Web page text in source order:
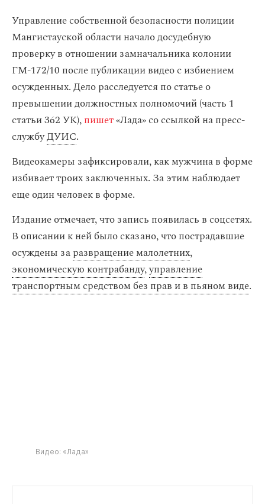
Управление собственной безопасности полиции
Мангистауской области начало досудебную
проверку в отношении замначальника колонии
ГМ-172/10 после публикации видео с избиением
осужденных. Дело расследуется по статье о
превышении должностных полномочий (часть 1
статьи 362 УК),пишет«Лада» со ссылкой на пресс-
службуДУИС.
Видеокамеры зафиксировали, как мужчина в форме
избивает троих заключенных. За этим наблюдает
еще один человек в форме.
Издание отмечает, что запись появилась в соцсетях.
В описании к ней было сказано, что пострадавшие
осуждены заразвращение малолетних,
экономическую контрабанду,управление
транспортным средством без прав и в пьяном виде.
Видео: «Лада»